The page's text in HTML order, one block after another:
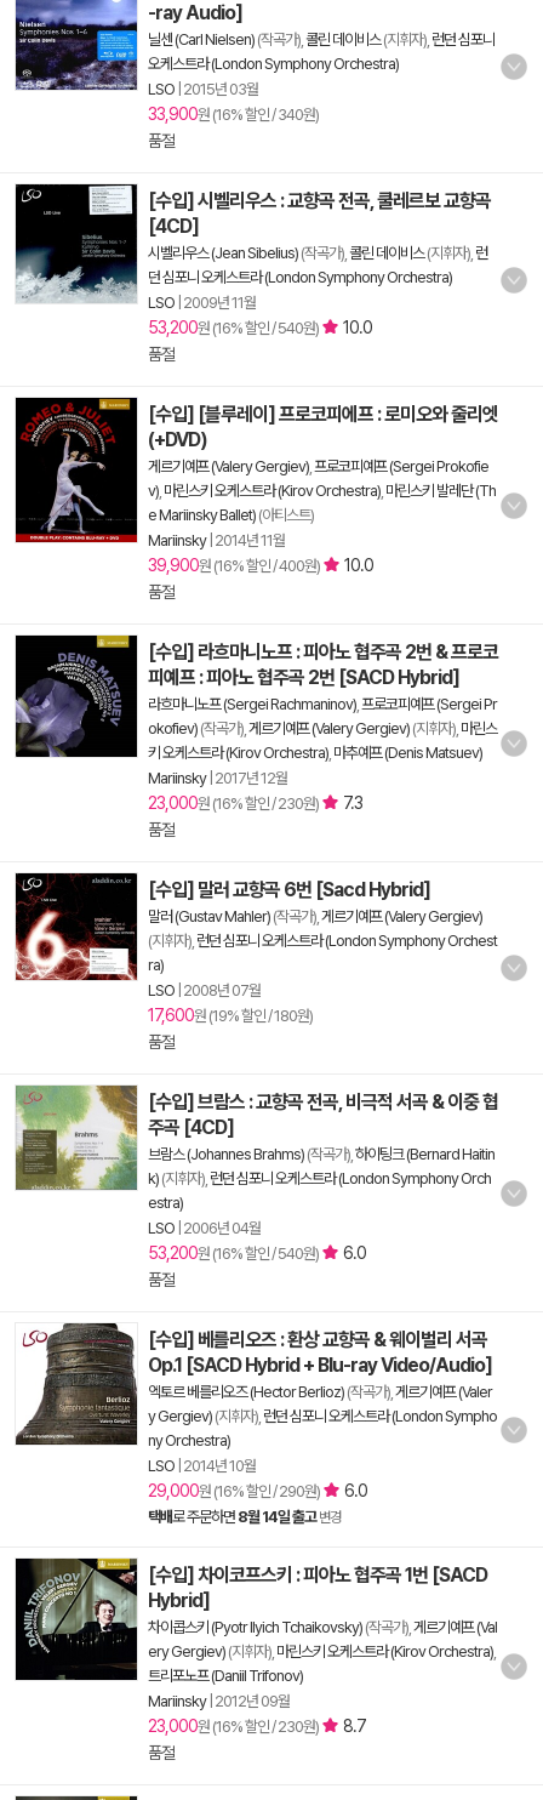
-ray Audio]
닐센 (Carl Nielsen) (작곡가), 콜린 데이비스(지휘자), 런던 심포니
오케스트라 (London Symphony Orchestra)
LSO 2015년 03월
33,900원 (16% 할인 / 340원)
품절
[수입] 시벨리우스 : 교향곡 전곡, 쿨레르보 교향곡
[4CD]
시벨리우스 (Jean Sibelius) (작곡가), 콜린 데이비스(지휘자), 런
던 심포니 오케스트라 (London Symphony Orchestra)
LSO 2009년 11월
53,200원 (16% 할인 / 540원)
10.0
품절
[수입] [블루레이] 프로코피에프 : 로미오와 줄리엣
(+DVD)
게르기예프 (Valery Gergiev) 프로코피예프 (Sergei Prokofie
v) 마린스키 오케스트라 (Kirov Orchestra) 마린스키 발레단 (Th
e Mariinsky Ballet) (아티스트)
Mariinsky| 2014년 11월
39,900원 (16% 할인 / 400원)
10.0
품절
[수입] 라흐마니노프 : 피아노 협주곡 2번 & 프로코
피예프 : 피아노 협주곡 2번 [SACD Hybrid]
라흐마니노프 (Sergei Rachmaninov) 프로코피예프 (Sergei Pr
okofiev) (작곡가), 게르기예프 (Valery Gergiev) (지휘자), 마린스
키 오케스트라 (Kirov Orchestra) 마추예프 (Denis Matsuev)
Mariinsky| 2017년 12월
23,000원 (16% 할인 / 230원)
7.3
품절
[수입] 말러 교향곡 6번 [Sacd Hybrid]
말러 (Gustav Mahler) (작곡가), 게르기예프 (Valery Gergiev)
(지휘자), 런던 심포니 오케스트라 (London Symphony Orchest
ra)
LSO 2008년 07월
17,600원 (19% 할인 / 180원)
품절
[수입] 브람스 : 교향곡 전곡, 비극적 서곡 & 이중 협
주곡 [4CD]
브람스 (Johannes Brahms) (작곡가), 하이팅크 (Bernard Haitin
k) (지휘자), 런던 심포니 오케스트라 (London Symphony Orch
estra)
LSO 2006년 04월
53,200원 (16% 할인 / 540원)
6.0
품절
[수입] 베를리오즈 : 환상 교향곡 & 웨이벌리 서곡
Op.1 [SACD Hybrid + Blu-ray Video/Audio]
엑토르 베를리오즈 (Hector Berlioz) (작곡가), 게르기예프 (Valer
y Gergiev) (지휘자), 런던 심포니 오케스트라 (London Sympho
ny Orchestra)
LSO 2014년 10월
29,000원 (16% 할인 / 290원) 6.0
택배로 주문하면 8월 14일 출고 변경
[수입] 차이코프스키 : 피아노 협주곡 1번 [SACD
Hybrid]
차이콥스키 (Pyotr Ilyich Tchaikovsky) (작곡가), 게르기예프 (Val
ery Gergiev) (지휘자), 마린스키 오케스트라 (Kirov Orchestra)
트리포노프 (Daniil Trifonov)
Mariinsky| 2012년 09월
23,000원 (16% 할인 / 230원)
8.7
품절